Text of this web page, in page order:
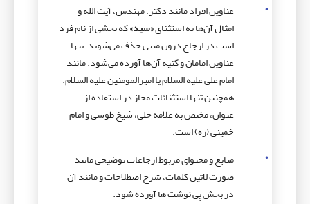
عناوین افراد مانند دکتر، مهندس، آیت الله و
امثال آن‌ها به استثنای«سید»که بخشی از نام فرد
است در ارجاع‌ درون متنی حذف می‌شوند. تنها
عناوین امامان و کنیه آن‌ها آورده می‌شود. مانند
امام علی علیه السلام یا امیرالمومنین علیه السلام.
همچنین تنها استثنائات مجاز در استفاده از
عنوان، مختص به علامه حلی، شیخ طوسی و امام
خمینی (ره) است.
منابع و محتوای مربوط ارجاعات توضیحی مانند
صورت لاتین کلمات، شرح اصطلاحات و مانند آن
در بخش پی نوشت ها آورده شود.